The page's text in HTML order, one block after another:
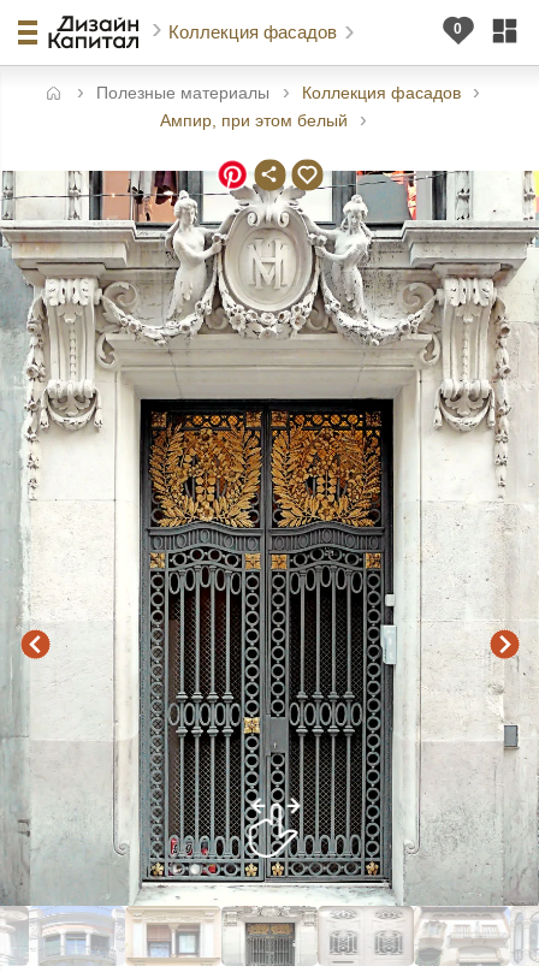
Коллекция фасадов
Полезные материалы
Коллекция фасадов
Ампир, при этом белый